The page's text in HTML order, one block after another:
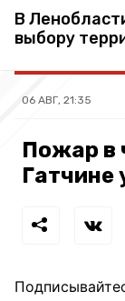
В
выбору
06 АВГ, 21:35
Пожар в
Гатчине